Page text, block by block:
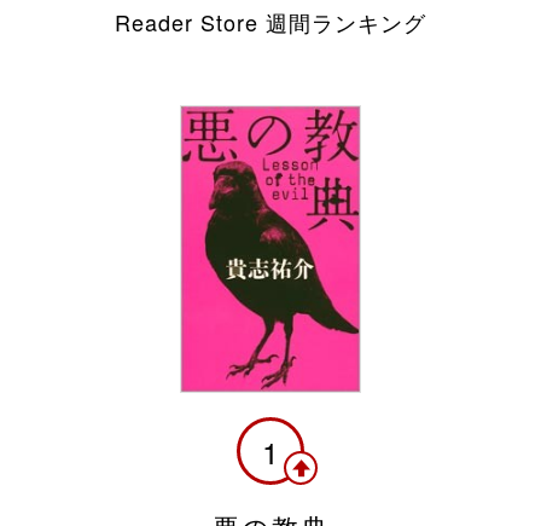
Reader Store 週間ランキング
1